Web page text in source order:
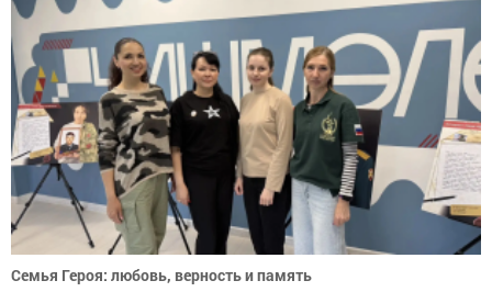
Семья Героя: любовь, верность и память